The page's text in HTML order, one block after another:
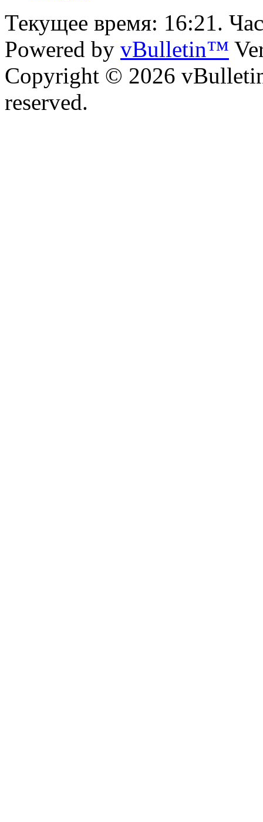
Текущее время: 16:21 .
Powered by vBulletin™
Copyright © 2026
reserved.